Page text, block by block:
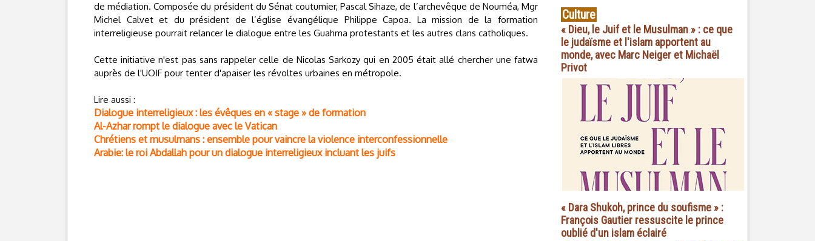
de médiation. Composée du président du Sénat coutumier, Pascal Sihaze, de l’archevêque de Nouméa, Mgr
Michel Calvet et du président de l’église évangélique Philippe Capoa. La mission de la formation
interreligieuse pourrait relancer le dialogue entre les Guahma protestants et les autres clans catholiques.
Cette initiative n'est pas sans rappeler celle de Nicolas Sarkozy qui en 2005 était allé chercher une fatwa
auprès de l'UOIF pour tenter d'apaiser les révoltes urbaines en métropole.
Lire aussi :
Dialogue interreligieux : les évêques en « stage » de formation
Al-Azhar rompt le dialogue avec le Vatican
Chrétiens et musulmans : ensemble pour vaincre la violence interconfessionnelle
Arabie: le roi Abdallah pour un dialogue interreligieux incluant les juifs
Culture
« Dieu, le Juif et le Musulman » : ce que
le judaïsme et l'islam apportent au
monde, avec Marc Neiger et Michaël
Privot
« Dara Shukoh, prince du soufisme » :
François Gautier ressuscite le prince
oublié d'un islam éclairé